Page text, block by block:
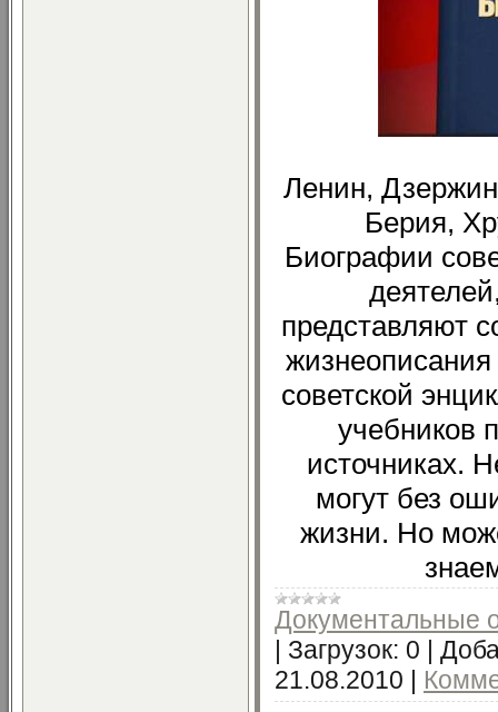
Ленин,
Берия,
Биографии
представляют
советской
учебников
источниках.
могут без
жизни. Но
Документальные
| Загрузок: 0 |
21.08.2010 |